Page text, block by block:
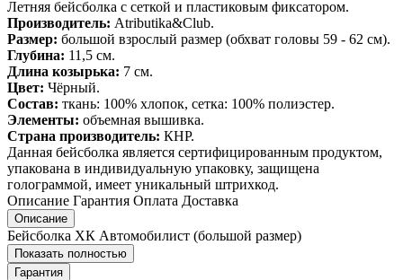
Летняя бейсболка с сеткой и пластиковым фиксатором.
Производитель: Atributika&Club.
Размер: большой взрослый размер (обхват головы 59 - 62 см).
Глубина: 11,5 см.
Длина козырька: 7 см.
Цвет: Чёрный.
Состав: ткань: 100% хлопок, сетка: 100% полиэстер.
Элементы: объемная вышивка.
Страна производитель: КНР.
Данная бейсболка является сертифицированным продуктом,
упакована в индивидуальную упаковку, защищена
голограммой, имеет уникальный штрихкод.
Описание Гарантия Оплата Доставка
Описание
Бейсболка ХК Автомобилист (большой размер)
Показать полностью
Гарантия